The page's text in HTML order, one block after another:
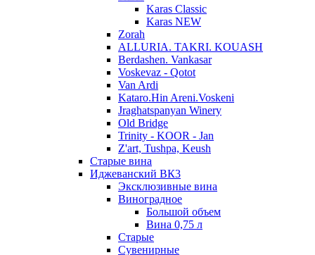
Karas Classic
Karas NEW
Zorah
ALLURIA. TAKRI. KOUASH
Berdashen. Vankasar
Voskevaz - Qotot
Van Ardi
Kataro.Hin Areni.Voskeni
Jraghatspanyan Winery
Old Bridge
Trinity - KOOR - Jan
Z'art, Tushpa, Keush
Старые вина
Иджеванский ВК3
Эксклюзивные вина
Виноградное
Большой объем
Вина 0,75 л
Старые
Сувенирные